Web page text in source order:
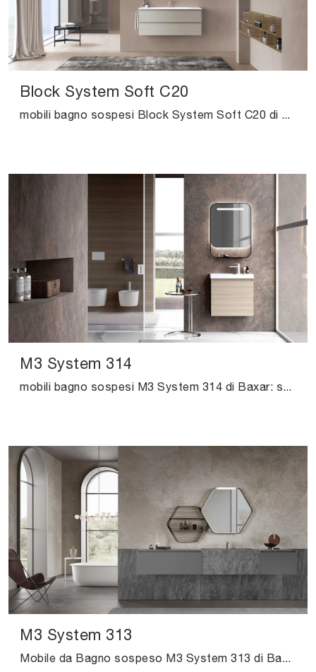
Block System Soft C20
mobili bagno sospesi Block System Soft C20 di Baxar: scopri l'Arredo Bagno in melaminico moderno e arreda la stanza del benessere.
M3 System 314
mobili bagno sospesi M3 System 314 di Baxar: scopri l'Arredo Bagno in melaminico moderno e arreda il tuo bagno.
M3 System 313
Mobile da Bagno sospeso M3 System 313 di Baxar: clicca e ottieni informazioni su mobili bagno sospesi in laccato opaco e elementi accessori della ...